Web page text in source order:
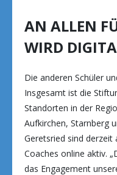
AN ALLEN
WIRD
Die anderen Schüler
Insgesamt ist die
Standorten in der
Aufkirchen, Starnberg
Geretsried sind derzeit
Coaches online aktiv.
das Engagement